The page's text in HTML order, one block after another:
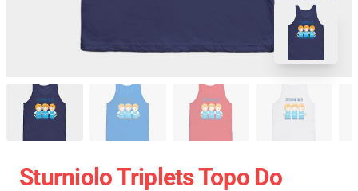
Sturniolo Triplets Topo Do